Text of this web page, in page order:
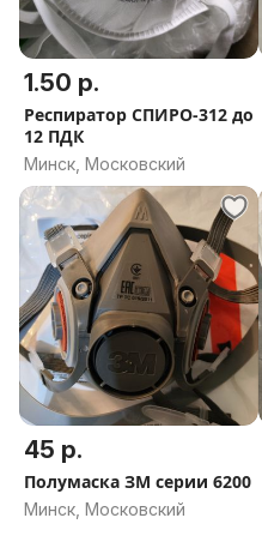
1.50 р.
Респиратор СПИРО-312 до
12 ПДК
Минск, Московский
45 р.
Полумаска ЗМ серии 6200
Минск, Московский